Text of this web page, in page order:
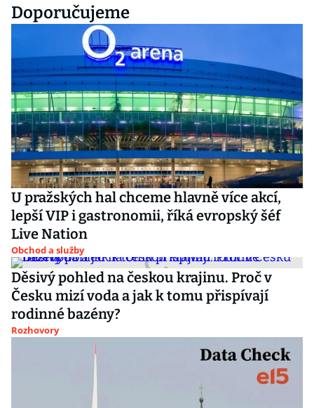
Doporučujeme
U pražských hal chceme hlavně více akcí,
lepší VIP i gastronomii, říká evropský šéf
Live Nation
Obchod a služby
Děsivý pohled na českou krajinu. Proč v
Česku mizí voda a jak k tomu přispívají
rodinné bazény?
Rozhovory